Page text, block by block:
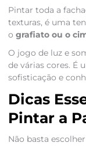
Pintar toda a
texturas, é uma
o grafiato ou o
O jogo de luz e
de várias cores. É
sofisticação e
Dicas
Pintar a
Não basta